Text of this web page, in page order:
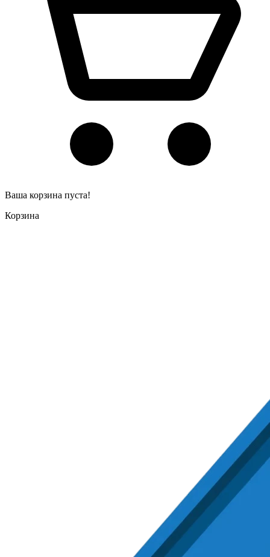
Ваша корзина пуста!
Корзина